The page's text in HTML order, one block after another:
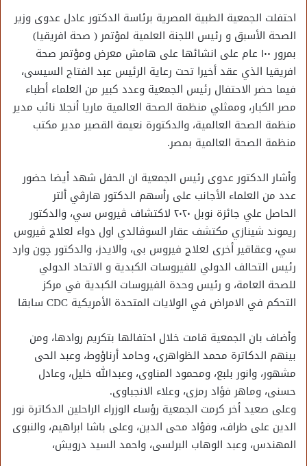
احتفلت الجمعية الطبية المصرية برئاسة الدكتور عادل عدوى وزير
الصحة الأسبق و رئيس اللجنة العلمية لمؤتمر ( صحة افريقيا)
بمرور ١٠٠ عام على انشائها على هامش معرض ومؤتمر صحة
افريقيا الذي عقد أخيرا تحت رعاية الرئيس عبد الفتاح السيسى،
فيما حضر الاحتفال رئيس الجمعية وعدد كبير من العلماء أطباء
مصر الكبار، وممثلي منظمة الصحة العالمية ماريا أنجلا نائب مدير
منظمة الصحة العالمية، والدكتورة نعيمة القصير مدير مكتب
منظمة الصحة العالمية بمصر.
وأشار الدكتور عدوى رئيس الجمعية ان الحفل شهد أيضا حضور
عدد من العلماء الأجانب على رأسهم الدكتور هارڤي ألتر
الحاصل علي جائزة نوبل ٢٠٢٠ لاكتشاف ڤيروس سي، والدكتور
ريموند شينازي مكتشف عقار السوڤالدي اول دواء لعلاج ڤيروس
سي، وعقاقير أخرى لعلاج فيروس بى، والايدز، والدكتور چون وارد
رئيس التحالف الدولي للفيروسات الكبدية و الاتحاد الدولي
للصحة العامة، و رئيس وحدة الفيروسات الكبدية في مركز
التحكم في الامراض في الولايات المتحدة الأمريكية CDC سابقا
وأضاف بان الجمعية قامت خلال احتفالها بتكريم روادها، ومن
بينهم الدكاترة محمد الظواهرى، وحامد أرناؤوط، وعبد الحى
مشهور، وانور بلبع، ومحمود المناوى، وعبدالله خليل، وعادل
حسنى، وماهر فؤاد رمزى، وعلاء الانجباوى.
وعلى صعيد أخر كرمت الجمعية رؤساء الوزراء الراحلين الدكاترة نور
الدين على طراف، وفؤاد محى الدين، وعلى باشا ابراهيم، والنبوى
المهندس، وعبد الوهاب البرلسى، واحمد السيد درويش،